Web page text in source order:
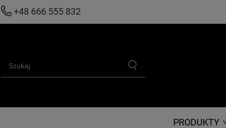
+48 666 555 832
PRODUKTY